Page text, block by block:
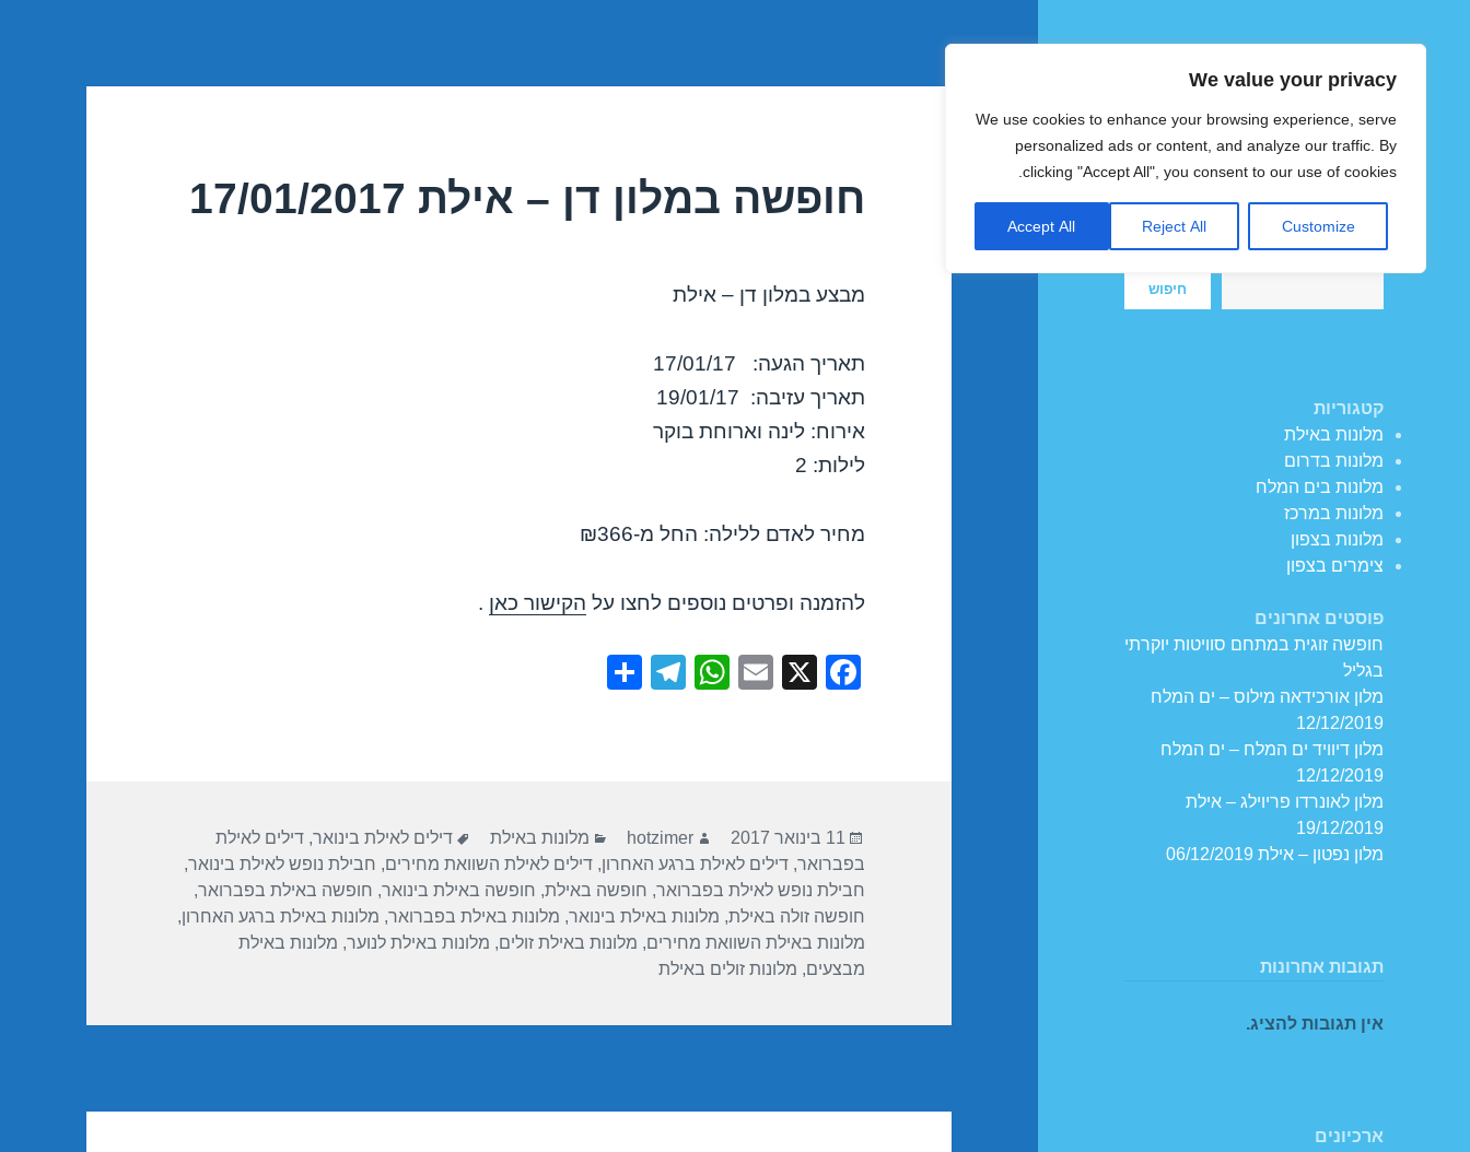
We value your privacy
We use cookies to enhance your browsing experience, serve
personalized ads or content, and analyze our traffic. By
clicking "Accept All", you consent to our use of cookies.
Customize
Reject All
Accept All
צימרים ומלונות זולים בישראל
חיפוש
חיפוש
קטגוריות
מלונות באילת
מלונות בדרום
מלונות בים המלח
מלונות במרכז
מלונות בצפון
צימרים בצפון
פוסטים אחרונים
חופשה זוגית במתחם סוויטות יוקרתי
בגליל
מלון אורכידאה מילוס – ים המלח
12/12/2019
מלון דיוויד ים המלח – ים המלח
12/12/2019
מלון לאונרדו פריוילג – אילת
19/12/2019
מלון נפטון – אילת 06/12/2019
תגובות אחרונות
אין תגובות להציג.
ארכיונים
חופשה במלון דן – אילת 17/01/2017
מבצע במלון דן – אילת
תאריך הגעה: 17/01/17
תאריך עזיבה: 19/01/17
אירוח: לינה וארוחת בוקר
לילות: 2
מחיר לאדם ללילה: החל מ-₪366
להזמנה ופרטים נוספים לחצו על הקישור כאן .
F
o
o
k
X
E
W
p
p
T
m
פורסם
בתאריך
11 בינואר 2017 מחבר
hotzimer קטגוריות
מלונות באילת תגיות
דילים לאילת בינואר,דילים לאילת
בפברואר,דילים לאילת ברגע האחרון,דילים לאילת השוואת מחירים, חבילת נופש לאילת בינואר,
חבילת נופש לאילת בפברואר, חופשה באילת, חופשה באילת בינואר, חופשה באילת בפברואר,
חופשה זולה באילת, מלונות באילת בינואר, מלונות באילת בפברואר, מלונות באילת ברגע האחרון,
מלונות באילת השוואת מחירים, מלונות באילת זולים, מלונות באילת לנוער, מלונות באילת
מבצעים, מלונות זולים באילת